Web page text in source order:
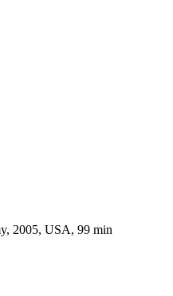
2005, USA, 99 min